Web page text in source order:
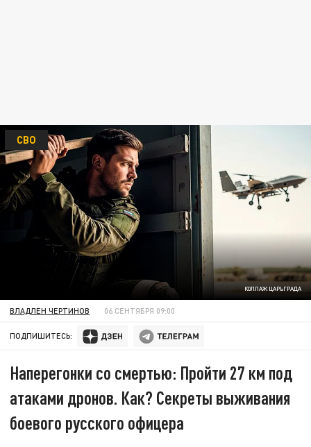
КОЛЛАЖ ЦАРЬГРАДА
СВО
ВЛАДЛЕН ЧЕРТИНОВ 06 СЕНТЯБРЯ 09:00
ПОДПИШИТЕСЬ:
Наперегонки со смертью: Пройти 27 км под
атаками дронов. Как? Секреты выживания
боевого русского офицера